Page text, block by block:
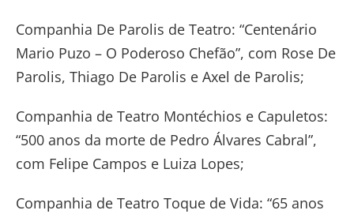
Companhia De Parolis de Teatro: “Centenário
Mario Puzo – O Poderoso Chefão”, com Rose De
Parolis, Thiago De Parolis e Axel de Parolis;
Companhia de Teatro Montéchios e Capuletos:
“500 anos da morte de Pedro Álvares Cabral”,
com Felipe Campos e Luiza Lopes;
Companhia de Teatro Toque de Vida: “65 anos